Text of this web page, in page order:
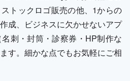
トックロゴ販売の他、1からの
成、ビジネスに欠かせないアプ
刺・封筒・診察券・HP制作な
す。細かな点でもお気軽にご相